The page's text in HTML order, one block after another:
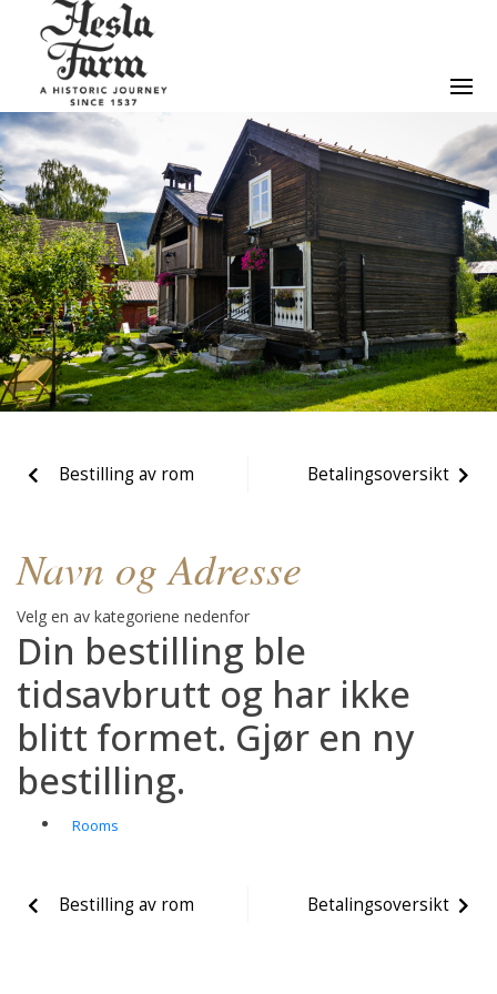
Bestilling av rom Betalingsoversikt
Navn og Adresse
Velg en av kategoriene nedenfor
Din bestilling ble
tidsavbrutt og har ikke
blitt formet. Gjør en ny
bestilling.
Rooms
Bestilling av rom Betalingsoversikt